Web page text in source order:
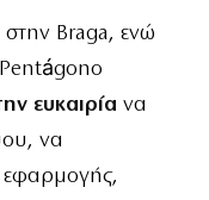
Braga, ενώ
Pentágono
ευκαιρία να
να
εφαρμογής,